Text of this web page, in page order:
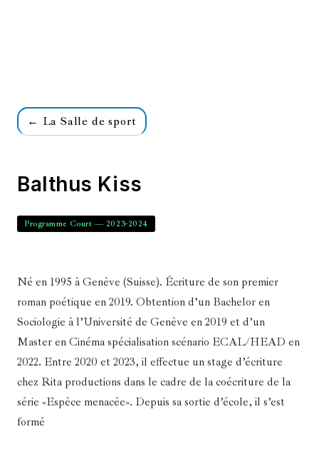
← La Salle de sport
Balthus Kiss
Programme Court — 2023-2024
Né en 1995 à Genève (Suisse). Écriture de son premier
roman poétique en 2019. Obtention d’un Bachelor en
Sociologie à l’Université de Genève en 2019 et d’un
Master en Cinéma spécialisation scénario ECAL/HEAD en
2022. Entre 2020 et 2023, il effectue un stage d’écriture
chez Rita productions dans le cadre de la coécriture de la
série «Espèce menacée». Depuis sa sortie d’école, il s’est
formé